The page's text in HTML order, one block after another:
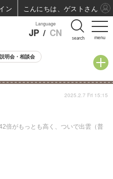
menu
Language
JP / CN search
明会・相談会
倍がもっとも高く、ついで出雲（普
2025.2.7 Fri 15:15
ン こんにちは、ゲストさん